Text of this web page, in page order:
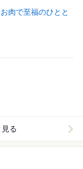
肉で至福のひとと
る